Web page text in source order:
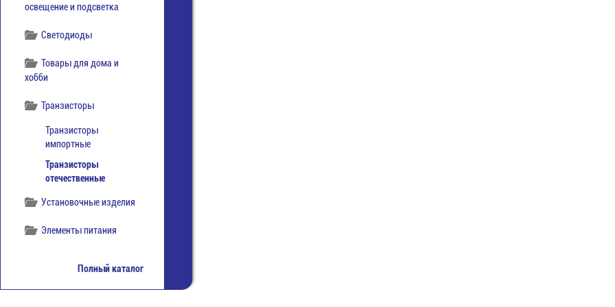
освещение и подсветка
Светодиоды
Товары для дома и
хобби
Транзисторы
Транзисторы
импортные
Транзисторы
отечественные
Установочные изделия
Элементы питания
Полный каталог